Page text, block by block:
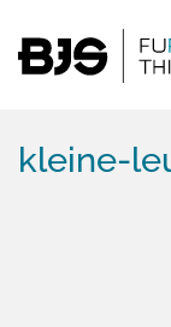
kleine-